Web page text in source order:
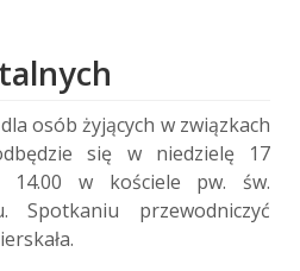
osób żyjących w związkach
się w niedzielę 17
w kościele pw. św.
Spotkaniu przewodniczyć